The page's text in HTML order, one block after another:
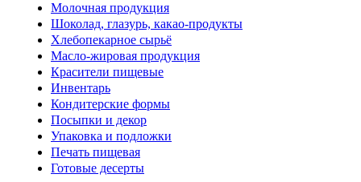
Молочная продукция
Шоколад, глазурь, какао-продукты
Хлебопекарное сырьё
Масло-жировая продукция
Красители пищевые
Инвентарь
Кондитерские формы
Посыпки и декор
Упаковка и подложки
Печать пищевая
Готовые десерты